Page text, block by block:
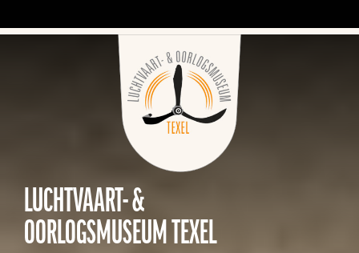
LUCHTVAART- &
OORLOGSMUSEUM TEXEL